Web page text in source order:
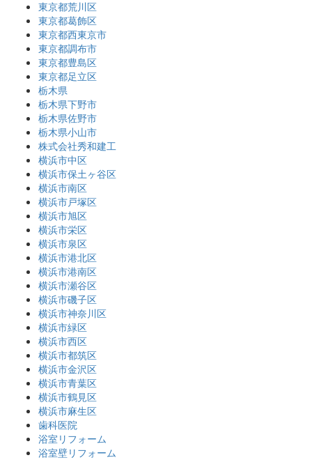
東京都荒川区
東京都葛飾区
東京都西東京市
東京都調布市
東京都豊島区
東京都足立区
栃木県
栃木県下野市
栃木県佐野市
栃木県小山市
株式会社秀和建工
横浜市中区
横浜市保土ヶ谷区
横浜市南区
横浜市戸塚区
横浜市旭区
横浜市栄区
横浜市泉区
横浜市港北区
横浜市港南区
横浜市瀬谷区
横浜市磯子区
横浜市神奈川区
横浜市緑区
横浜市西区
横浜市都筑区
横浜市金沢区
横浜市青葉区
横浜市鶴見区
横浜市麻生区
歯科医院
浴室リフォーム
浴室壁リフォーム